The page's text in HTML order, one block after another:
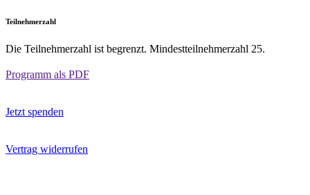
Teilnehmerzahl
Die Teilnehmerzahl ist begrenzt. Mindestteilnehmerzahl 25.
Programm als PDF
Jetzt spenden
Vertrag widerrufen